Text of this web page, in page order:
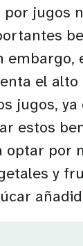
por jugos
el
jugos,
estos
optar por
y